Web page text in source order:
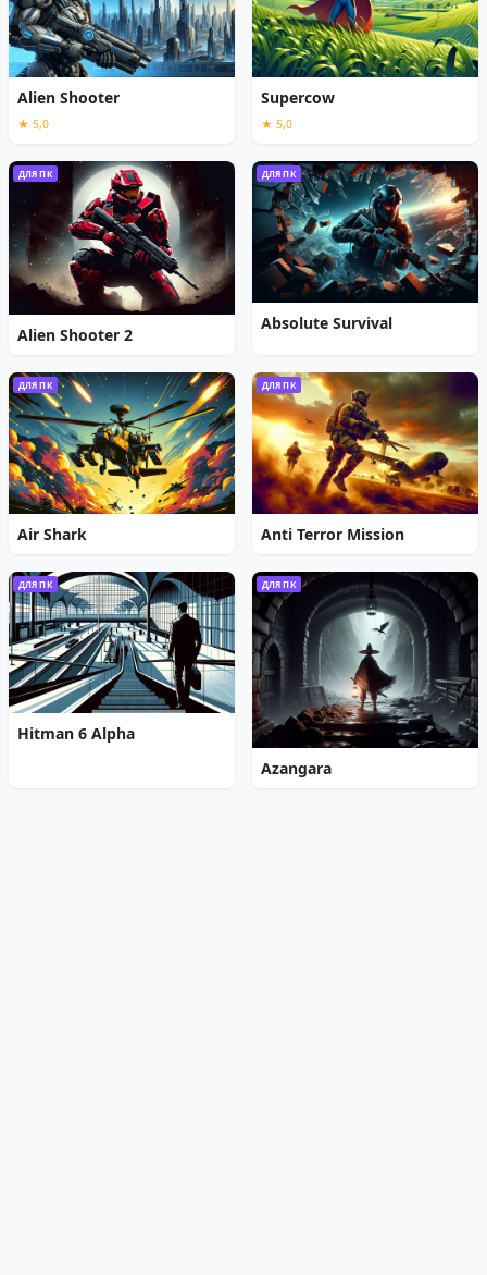
Alien Shooter
★ 5,0
Supercow
★ 5,0
ДЛЯ ПК
Alien Shooter 2
ДЛЯ ПК
Absolute Survival
ДЛЯ ПК
Air Shark
ДЛЯ ПК
Anti Terror Mission
ДЛЯ ПК
Hitman 6 Alpha
ДЛЯ ПК
Azangara